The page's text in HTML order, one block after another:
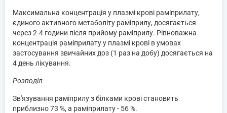
Максимальна концентрація у плазмі крові раміприлату,
єдиного активного метаболіту раміприлу, досягається
через 2-4 години після прийому раміприлу. Рівноважна
концентрація раміприлату у плазмі крові в умовах
застосування звичайних доз (1 раз на добу) досягається на
4 день лікування.
Розподіл
Зв'язування раміприлу з білками крові становить
приблизно 73 %, а раміприлату - 56 %.